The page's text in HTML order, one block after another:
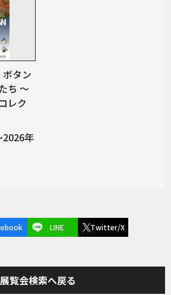
タン
ち 〜
レク
2026年
LINE Twitter/X
展覧会検索へ戻る